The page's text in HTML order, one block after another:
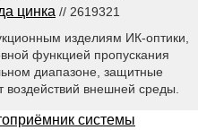
цинка // 2619321
изделиям ИК-оптики,
функцией пропускания
диапазоне, защитные
воздействий внешней среды.
системы